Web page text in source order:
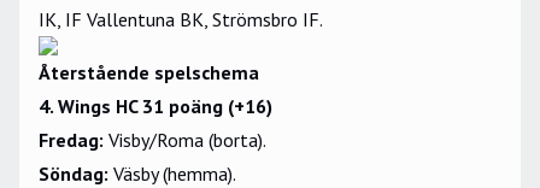
IK, IF Vallentuna BK, Strömsbro IF.
Återstående spelschema
4. Wings HC 31 poäng (+16)
Fredag: Visby/Roma (borta).
Söndag: Väsby (hemma).